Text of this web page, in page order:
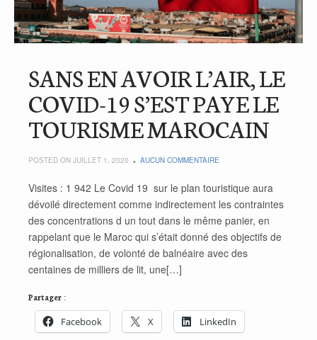
SANS EN AVOIR L’AIR, LE
COVID-19 S’EST PAYE LE
TOURISME MAROCAIN
POSTED ON JUILLET 1, 2020 AUCUN COMMENTAIRE
Visites : 1 942 Le Covid 19 sur le plan touristique aura
dévoilé directement comme indirectement les contraintes
des concentrations d un tout dans le même panier, en
rappelant que le Maroc qui s’était donné des objectifs de
régionalisation, de volonté de balnéaire avec des
centaines de milliers de lit, une[…]
Partager :
Facebook X LinkedIn